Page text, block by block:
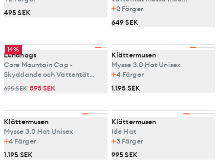
495 SEK
fleecefoder
2 Färger
649 SEK
14%
Lundhags
Core Mountain Cap -
Skyddande och Vattentät
Vinterkeps
695 SEK 595 SEK
Klättermusen
Mysse 3.0 Hat Unisex
4 Färger
1.195 SEK
Klättermusen
Mysse 3.0 Hat Unisex
4 Färger
1.195 SEK
Klättermusen
Ide Hat
3 Färger
995 SEK